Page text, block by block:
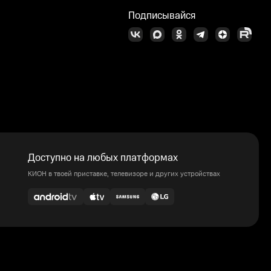
Подписывайся
Доступно на любых платформах
КИОН в твоей приставке, телевизоре и других устройствах